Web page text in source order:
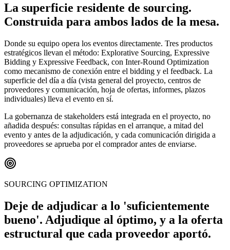
La superficie residente de sourcing.
Construida para ambos lados de la mesa.
Donde su equipo opera los eventos directamente. Tres productos
estratégicos llevan el método: Explorative Sourcing, Expressive
Bidding y Expressive Feedback, con Inter-Round Optimization
como mecanismo de conexión entre el bidding y el feedback. La
superficie del día a día (vista general del proyecto, centros de
proveedores y comunicación, hoja de ofertas, informes, plazos
individuales) lleva el evento en sí.
La gobernanza de stakeholders está integrada en el proyecto, no
añadida después: consultas rápidas en el arranque, a mitad del
evento y antes de la adjudicación, y cada comunicación dirigida a
proveedores se aprueba por el comprador antes de enviarse.
SOURCING OPTIMIZATION
Deje de adjudicar a lo 'suficientemente
bueno'. Adjudique al óptimo, y a la oferta
estructural que cada proveedor aportó.